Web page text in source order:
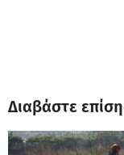
Διαβάστε